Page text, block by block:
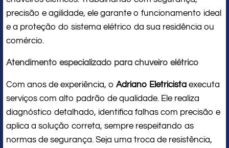
precisão e agilidade, ele garante o funcionamento ideal
e a proteção do sistema elétrico da sua residência ou
comércio.
Atendimento especializado para chuveiro elétrico
Com anos de experiência, o Adriano Eletricista executa
serviços com alto padrão de qualidade. Ele realiza
diagnóstico detalhado, identifica falhas com precisão e
aplica a solução correta, sempre respeitando as
normas de segurança. Seja uma troca de resistência,